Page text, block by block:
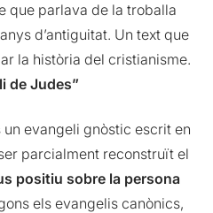
que parlava de la troballa
d’antiguitat. Un text que
la història del cristianisme.
de Judes”
un evangeli gnòstic escrit en
parcialment reconstruït el
positiu sobre la persona
els evangelis canònics,